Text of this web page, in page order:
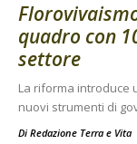
quadro con
settore
La riforma introduce
nuovi strumenti di
Di Redazione Terra e Vita